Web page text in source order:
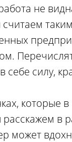
не
себе силу,
которые
в
может